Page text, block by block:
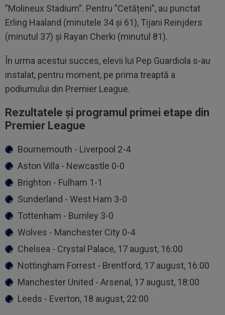
”Molineux Stadium”. Pentru ”Cetățeni”, au punctat
Erling Haaland (minutele 34 și 61), Tijani Reinjders
(minutul 37) și Rayan Cherki (minutul 81).
În urma acestui succes, elevii lui Pep Guardiola s-au
instalat, pentru moment, pe prima treaptă a
podiumului din Premier League.
Rezultatele și programul primei etape din
Premier League
Bournemouth - Liverpool 2-4
Aston Villa - Newcastle 0-0
Brighton - Fulham 1-1
Sunderland - West Ham 3-0
Tottenham - Burnley 3-0
Wolves - Manchester City 0-4
Chelsea - Crystal Palace, 17 august, 16:00
Nottingham Forrest - Brentford, 17 august, 16:00
Manchester United - Arsenal, 17 august, 18:00
Leeds - Everton, 18 august, 22:00